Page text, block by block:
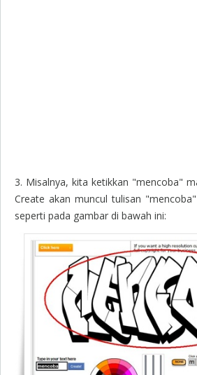
3. Misalnya, kita ketikkan "mencoba"
Create akan muncul tulisan
seperti pada gambar di bawah ini: